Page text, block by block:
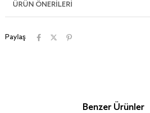
ÜRÜN ÖNERILERI
Paylaş
Benzer Ürünler